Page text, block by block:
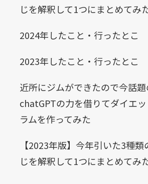
じを解釈して1つにまとめてみ
2024年したこと・行ったとこ
2023年したこと・行ったとこ
近所にジムができたので今話題
chatGPTの力を借りてダイエ
ラムを作ってみた
【2023年版】今年引いた3種類
じを解釈して1つにまとめてみ